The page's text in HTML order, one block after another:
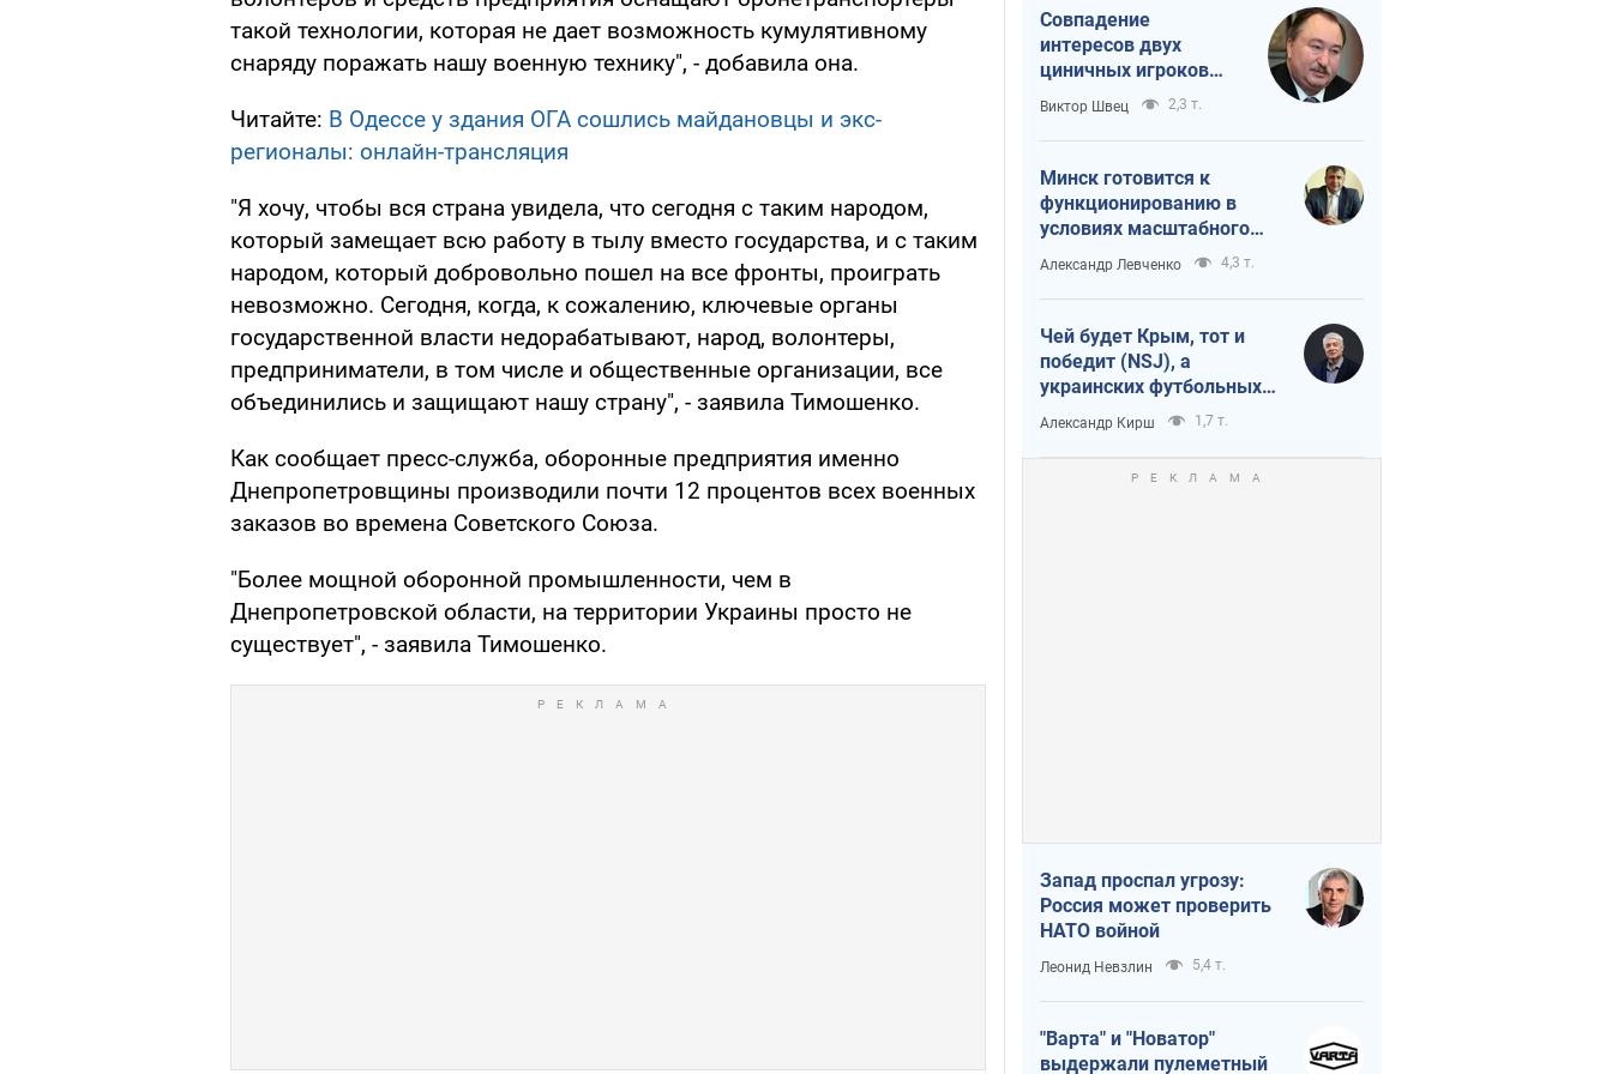
такой технологии, которая не дает возможность кумулятивному
снаряду поражать нашу военную технику", - добавила она.
Читайте: В Одессе у здания ОГА сошлись майдановцы и экс-
регионалы: онлайн-трансляция
"Я хочу, чтобы вся страна увидела, что сегодня с таким народом,
который замещает всю работу в тылу вместо государства, и с таким
народом, который добровольно пошел на все фронты, проиграть
невозможно. Сегодня, когда, к сожалению, ключевые органы
государственной власти недорабатывают, народ, волонтеры,
предприниматели, в том числе и общественные организации, все
объединились и защищают нашу страну", - заявила Тимошенко.
Как сообщает пресс-служба, оборонные предприятия именно
Днепропетровщины производили почти 12 процентов всех военных
заказов во времена Советского Союза.
"Более мощной оборонной промышленности, чем в
Днепропетровской области, на территории Украины просто не
существует", - заявила Тимошенко.
Совпадение
интересов двух
циничных игроков
или тайный план
Трампа и Путина?
Виктор Швец 2,3 т.
Минск готовится к
функционированию в
условиях масштабного
военного кризиса
Александр Левченко 4,3 т.
Чей будет Крым, тот и
победит (NSJ), а
украинских футбольных
чиновников могут
назвать убийцами
Александр Кирш 1,7 т.
Запад проспал угрозу:
Россия может проверить
НАТО войной
Леонид Невзлин 5,4 т.
"Варта" и "Новатор"
выдержали пулеметный